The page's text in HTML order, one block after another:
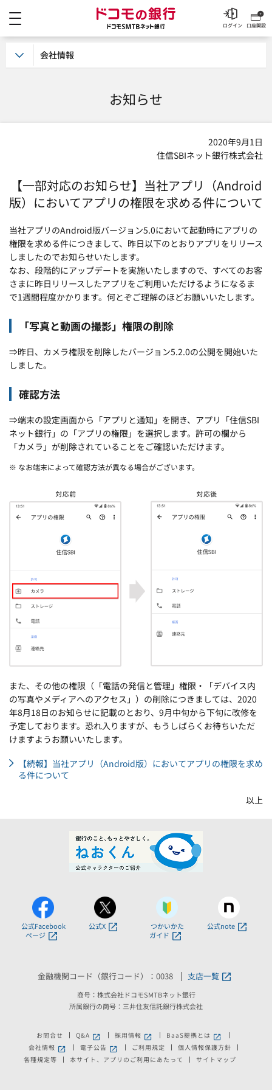
ドコモの銀行 ドコモ
口座開設
ログイン
お知らせ
2020年9月1日
住信SBIネット銀行株式会社
【一部対応のお知らせ】当社アプリ（Android
版）においてアプリの権限を求める件について
当社アプリのAndroid版バージョン5.0において起動時にアプリの
権限を求める件につきまして、昨日以下のとおりアプリをリリース
しましたのでお知らせいたします。
なお、段階的にアップデートを実施いたしますので、すべてのお客
さまに昨日リリースしたアプリをご利用いただけるようになるま
で1週間程度かかります。何とぞご理解のほどお願いいたします。
「写真と動画の撮影」権限の削除
⇒昨日、カメラ権限を削除したバージョン5.2.0の公開を開始いた
しました。
確認方法
⇒端末の設定画面から「アプリと通知」を開き、アプリ「住信SBI
ネット銀行」の「アプリの権限」を選択します。許可の欄から
「カメラ」が削除されていることをご確認いただけます。
※ なお端末によって確認方法が異なる場合がございます。
また、その他の権限（「電話の発信と管理」権限・「デバイス内
の写真やメディアへのアクセス」）の削除につきましては、2020
年8月18日のお知らせに記載のとおり、9月中旬から下旬に改修を
予定しております。恐れ入りますが、もうしばらくお待ちいただ
けますようお願いいたします。
【続報】当社アプリ（Android版）においてアプリの権限を求め
る件について
以上
会社情報
公式Facebook
ページ
公式X
つかいかた
ガイド
公式note
金融機関コード（銀行コード）：0038 支店一覧
商号：株式会社ドコモSMTBネット銀行
所属銀行の商号：三井住友信託銀行株式会社
お問合せ Q&A 新しいウィンドウで開きます。
採用情報 新しいウィンドウで開きます。
BaaS提携とは 新しいウィンドウ
会社情報 新しいウィンドウで開きます。
電子公告新しいウィンドウで開きます。
ご利用規定
個人情報保護方針
各種規定等
本サイト、アプリのご利用にあたって サイトマップ